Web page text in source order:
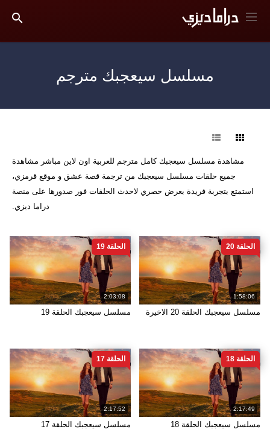
مسلسل سيعجبك مترجم
مشاهدة مسلسل سيعجبك كامل مترجم للعربية اون لاين مباشر مشاهدة
جميع حلقات مسلسل سيعجبك من ترجمة قصة عشق و موقع قرمزي،
استمتع بتجربة فريدة بعرض حصري لاحدث الحلقات فور صدورها على منصة
دراما ديزي.
1:58:06
الحلقة 20
مسلسل سيعجبك الحلقة 20 الاخيرة
2:03:08
الحلقة 19
مسلسل سيعجبك الحلقة 19
2:17:49
الحلقة 18
مسلسل سيعجبك الحلقة 18
2:17:52
الحلقة 17
مسلسل سيعجبك الحلقة 17